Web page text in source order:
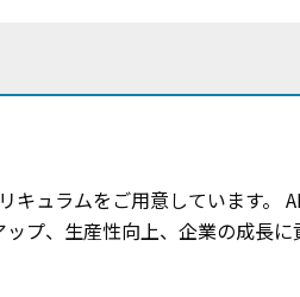
ュラムをご用意しています。
プ、生産性向上、企業の成長に